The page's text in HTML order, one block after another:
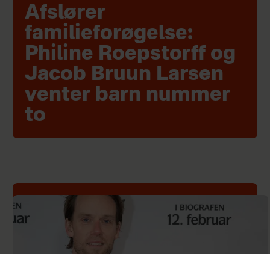
Afslører
familieforøgelse:
Philine Roepstorff og
Jacob Bruun Larsen
venter barn nummer
to